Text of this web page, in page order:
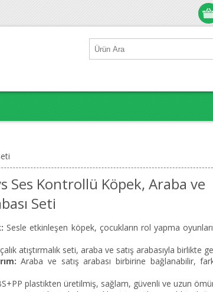
Ses Kontrollü Köpek, Araba ve
Seti
Sesle etkinleşen köpek, çocukların rol yapma
atıştırmalık seti, araba ve satış arabasıyla birlikte
Araba ve satış arabası birbirine bağlanabilir,
plastikten üretilmiş, sağlam, güvenli ve uzun